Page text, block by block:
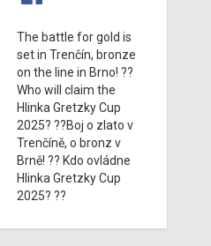
The battle for gold is
set in Trenčín, bronze
on the line in Brno! ??
Who will claim the
Hlinka Gretzky Cup
2025? ??Boj o zlato v
Trenčíně, o bronz v
Brně! ?? Kdo ovládne
Hlinka Gretzky Cup
2025? ??